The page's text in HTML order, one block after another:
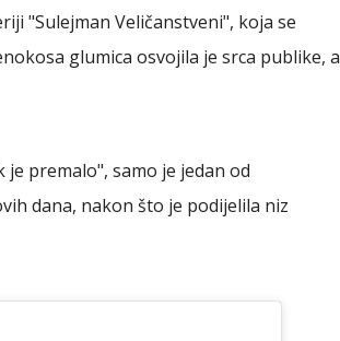
"Sulejman Veličanstveni", koja se
glumica osvojila je srca publike, a
je premalo", samo je jedan od
dana, nakon što je podijelila niz